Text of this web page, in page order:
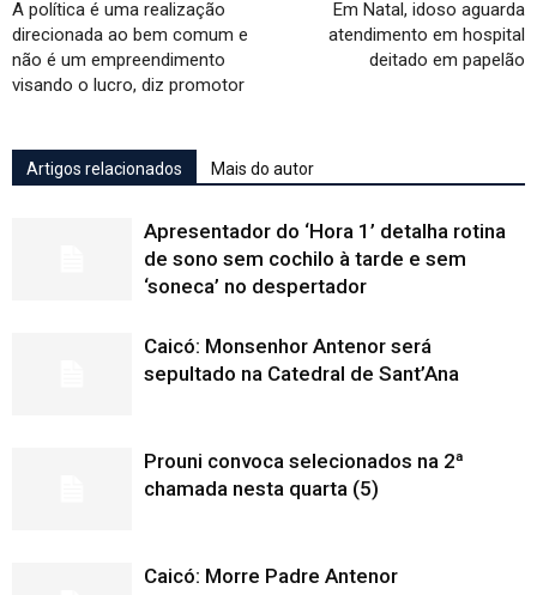
A política é uma realização
direcionada ao bem comum e
não é um empreendimento
visando o lucro, diz promotor
Em Natal, idoso aguarda
atendimento em hospital
deitado em papelão
Artigos relacionados Mais do autor
Apresentador do ‘Hora 1’ detalha rotina
de sono sem cochilo à tarde e sem
‘soneca’ no despertador
Caicó: Monsenhor Antenor será
sepultado na Catedral de Sant’Ana
Prouni convoca selecionados na 2ª
chamada nesta quarta (5)
Caicó: Morre Padre Antenor